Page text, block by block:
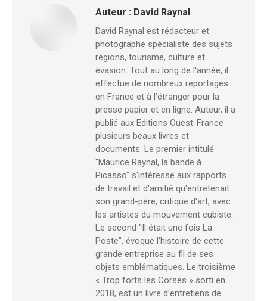
Auteur : David Raynal
David Raynal est rédacteur et
photographe spécialiste des sujets
régions, tourisme, culture et
évasion. Tout au long de l'année, il
effectue de nombreux reportages
en France et à l’étranger pour la
presse papier et en ligne. Auteur, il a
publié aux Editions Ouest-France
plusieurs beaux livres et
documents. Le premier intitulé
"Maurice Raynal, la bande à
Picasso" s'intéresse aux rapports
de travail et d'amitié qu'entretenait
son grand-père, critique d'art, avec
les artistes du mouvement cubiste.
Le second "Il était une fois La
Poste", évoque l'histoire de cette
grande entreprise au fil de ses
objets emblématiques. Le troisième
« Trop forts les Corses » sorti en
2018, est un livre d’entretiens de